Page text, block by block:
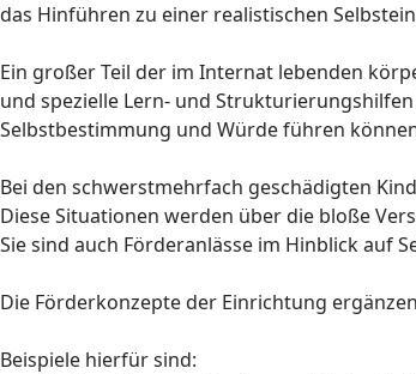
das Hinführen zu einer realistischen
Ein großer Teil der im Internat lebenden
und spezielle Lern- und
Selbstbestimmung und Würde führen
Bei den schwerstmehrfach geschädigten
Diese Situationen werden über die bloße
Sie sind auch Förderanlässe im Hinblick auf
Die Förderkonzepte der Einrichtung
Beispiele hierfür sind: